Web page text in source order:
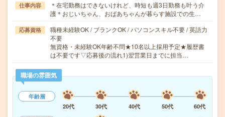
仕事内容
＊在宅勤務はできないけれど、時短も週3日勤務も叶う介
護＊おじいちゃん、おばあちゃんが暮らす施設での生…
応募資格
職種未経験OK / ブランクOK / パソコンスキル不要 / 英語力
不要
無資格・未経験OK年齢不問★10名以上採用予定★履歴書
は不要です▽応募後の流れ1)翌営業日までに担当…
職場の雰囲気
年齢層
20代
30代 40代 50代
60代